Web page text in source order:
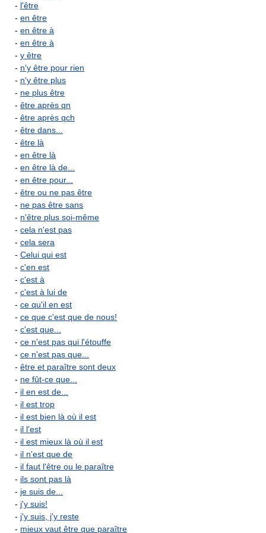
- l'être
- en être
- en être à
- en être à
- y être
- n'y être pour rien
- n'y être plus
- ne plus être
- être après qn
- être après qch
- être dans...
- être là
- en être là
- en être là de...
- en être pour...
- être ou ne pas être
- ne pas être sans
- n'être plus soi-même
- cela n'est pas
- cela sera
- Celui qui est
- c'en est
- c'est à
- c'est à lui de
- ce qu'il en est
- ce que c'est que de nous!
- c'est que...
- ce n'est pas qui l'étouffe
- ce n'est pas que...
- être et paraître sont deux
- ne fût-ce que...
- il en est de...
- il est trop
- il est bien là où il est
- il l'est
- il est mieux là où il est
- il n'est que de
- il faut l'être ou le paraître
- ils sont pas là
- je suis de...
- j'y suis!
- j'y suis, j'y reste
- mieux vaut être que paraître